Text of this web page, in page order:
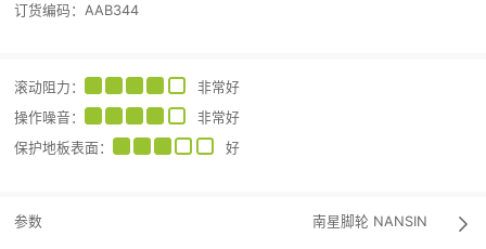
订货编码： AAB344
滚动阻力 ：
非常好
操作噪音 ：
非常好
保护地板表面 ： 好
参数 南星脚轮 NANSIN 